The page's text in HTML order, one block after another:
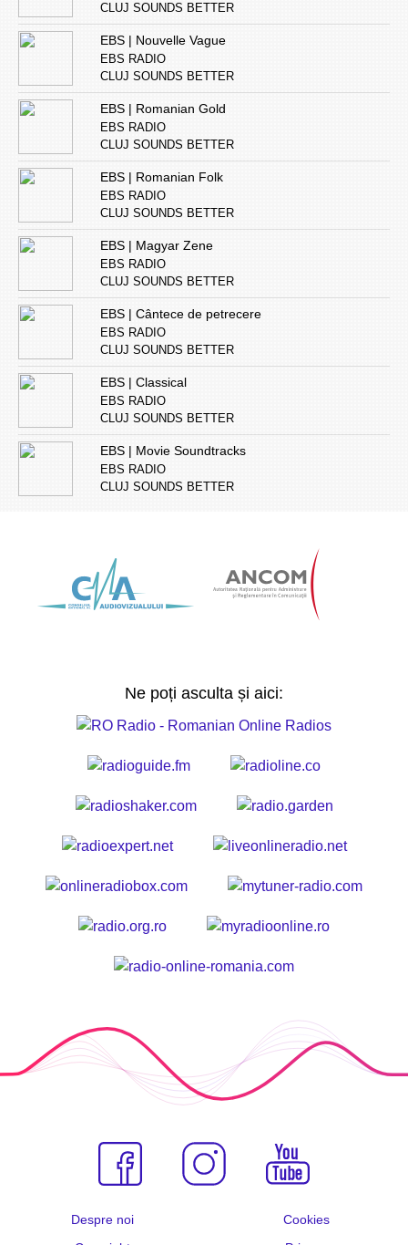
CLUJ SOUNDS BETTER
EBS | Nouvelle Vague
EBS RADIO
CLUJ SOUNDS BETTER
EBS | Romanian Gold
EBS RADIO
CLUJ SOUNDS BETTER
EBS | Romanian Folk
EBS RADIO
CLUJ SOUNDS BETTER
EBS | Magyar Zene
EBS RADIO
CLUJ SOUNDS BETTER
EBS | Cântece de petrecere
EBS RADIO
CLUJ SOUNDS BETTER
EBS | Classical
EBS RADIO
CLUJ SOUNDS BETTER
EBS | Movie Soundtracks
EBS RADIO
CLUJ SOUNDS BETTER
Ne poți asculta și aici:
Despre noi
Cookies